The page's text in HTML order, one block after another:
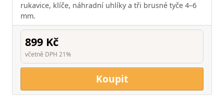
rukavice, klíče, náhradní uhlíky a tři brusné tyče 4–6
mm.
899 Kč
včetně DPH 21%
Koupit